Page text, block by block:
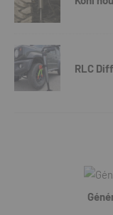
RLC